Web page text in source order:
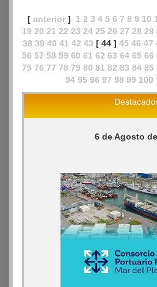
[ anterior ] 1 2 3 4 5 6 7 8 9 10
19 20 21 22 23 24 25 26 27 28 29
38 39 40 41 42 43 [ 44 ] 45 46 47
56 57 58 59 60 61 62 63 64 65 66
75 76 77 78 79 80 81 82 83 84 85
94 95 96 97 98 99 100
6 de Agosto